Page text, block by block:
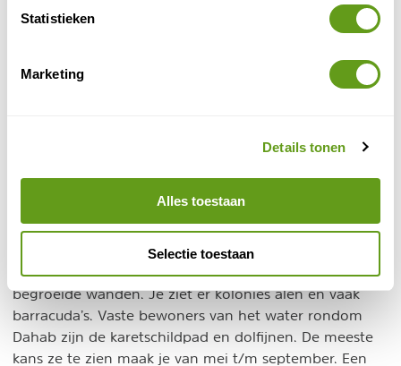
Statistieken
Marketing
Details tonen
Alles toestaan
Selectie toestaan
zien zijn en dolfijnen.
De Golf van Akaba is de uitloper van de Rode Zee die
zuid tref je hier de volgende populaire duikplaatsen
1. Duiken bij Dahab
In vergelijking met Sharm-el-Sheikh een rustige plaats.
Bij Dahab vind je barsten en tunnels en met koraal
begroeide wanden. Je ziet er kolonies alen en vaak
barracuda’s. Vaste bewoners van het water rondom
Dahab zijn de karetschildpad en dolfijnen. De meeste
kans ze te zien maak je van mei t/m september. Een